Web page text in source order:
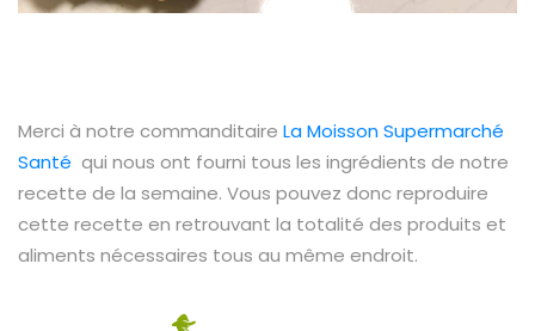
Merci à notre commanditaire La Moisson Supermarché
Santé qui nous ont fourni tous les ingrédients de notre
recette de la semaine. Vous pouvez donc reproduire
cette recette en retrouvant la totalité des produits et
aliments nécessaires tous au même endroit.